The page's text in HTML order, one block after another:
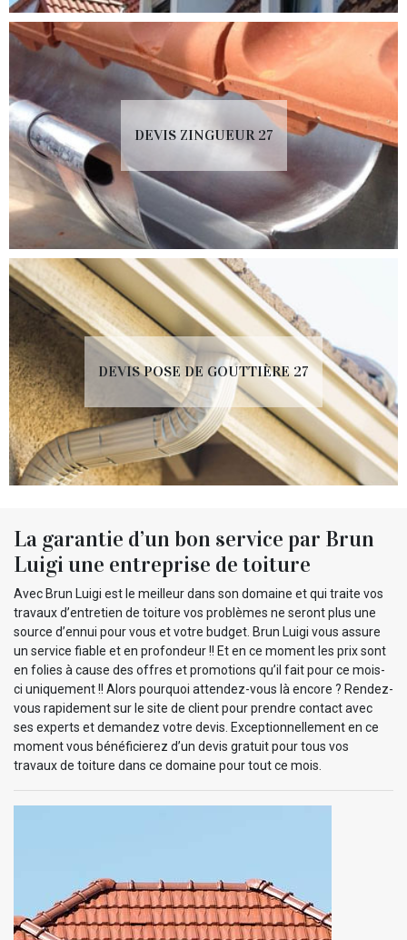
DEVIS ZINGUEUR 27
DEVIS POSE DE GOUTTIÈRE 27
La garantie d’un bon service par Brun
Luigi une entreprise de toiture
Avec Brun Luigi est le meilleur dans son domaine et qui traite vos
travaux d’entretien de toiture vos problèmes ne seront plus une
source d’ennui pour vous et votre budget. Brun Luigi vous assure
un service fiable et en profondeur !! Et en ce moment les prix sont
en folies à cause des offres et promotions qu’il fait pour ce mois-
ci uniquement !! Alors pourquoi attendez-vous là encore ? Rendez-
vous rapidement sur le site de client pour prendre contact avec
ses experts et demandez votre devis. Exceptionnellement en ce
moment vous bénéficierez d’un devis gratuit pour tous vos
travaux de toiture dans ce domaine pour tout ce mois.